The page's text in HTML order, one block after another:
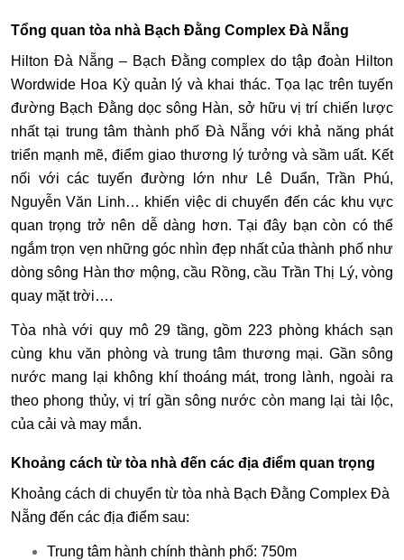
Tổng quan tòa nhà Bạch Đằng Complex Đà Nẵng
Hilton Đà Nẵng – Bạch Đằng complex do tập đoàn Hilton
Wordwide Hoa Kỳ quản lý và khai thác. Tọa lạc trên tuyến
đường Bạch Đằng dọc sông Hàn, sở hữu vị trí chiến lược
nhất tại trung tâm thành phố Đà Nẵng với khả năng phát
triển mạnh mẽ, điểm giao thương lý tưởng và sầm uất. Kết
nối với các tuyến đường lớn như Lê Duẩn, Trần Phú,
Nguyễn Văn Linh… khiến việc di chuyển đến các khu vực
quan trọng trở nên dễ dàng hơn. Tại đây bạn còn có thể
ngắm trọn vẹn những góc nhìn đẹp nhất của thành phố như
dòng sông Hàn thơ mộng, cầu Rồng, cầu Trần Thị Lý, vòng
quay mặt trời….
Tòa nhà với quy mô 29 tầng, gồm 223 phòng khách sạn
cùng khu văn phòng và trung tâm thương mại. Gần sông
nước mang lại không khí thoáng mát, trong lành, ngoài ra
theo phong thủy, vị trí gần sông nước còn mang lại tài lộc,
của cải và may mắn.
Khoảng cách từ tòa nhà đến các địa điểm quan trọng
Khoảng cách di chuyển từ tòa nhà Bạch Đằng Complex Đà
Nẵng đến các địa điểm sau:
Trung tâm hành chính thành phố: 750m